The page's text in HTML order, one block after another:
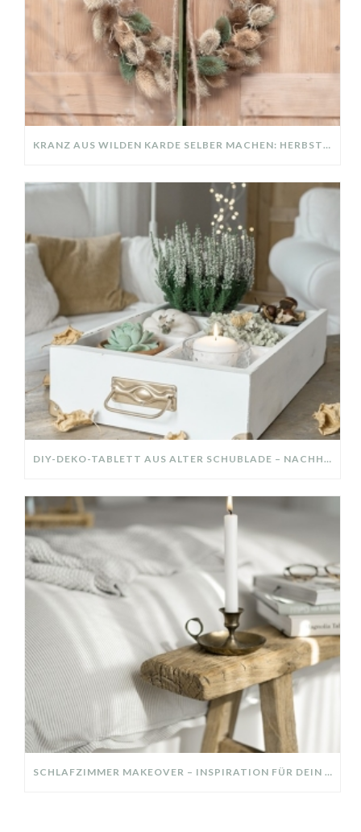
KRANZ AUS WILDEN KARDE SELBER MACHEN: HERBSTDEKO GANZ EINFACH
DIY-DEKO-TABLETT AUS ALTER SCHUBLADE – NACHHALTIGE HERBSTDEKO SELBER MACHEN!
SCHLAFZIMMER MAKEOVER – INSPIRATION FÜR DEIN SCHLAFZIMMER: AUS ALT MACH NEU – HELL, GEMÜTLICH UND EINLADEND